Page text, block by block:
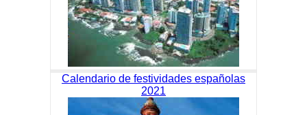
Calendario de festividades españolas
2021